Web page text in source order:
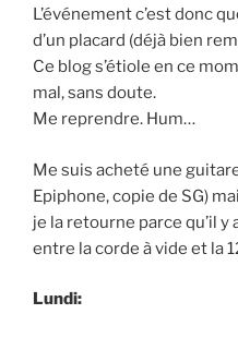
L’événement c’est donc
d’un placard (déjà bien
Ce blog s’étiole en ce
mal, sans doute.
Me reprendre. Hum…
Me suis acheté une
Epiphone, copie de SG)
je la retourne parce qu’il
entre la corde à vide et la
Lundi: